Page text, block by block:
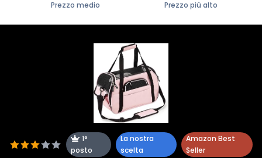
Prezzo medio Prezzo più alto
1°
posto
La nostra
scelta
Amazon Best
Seller